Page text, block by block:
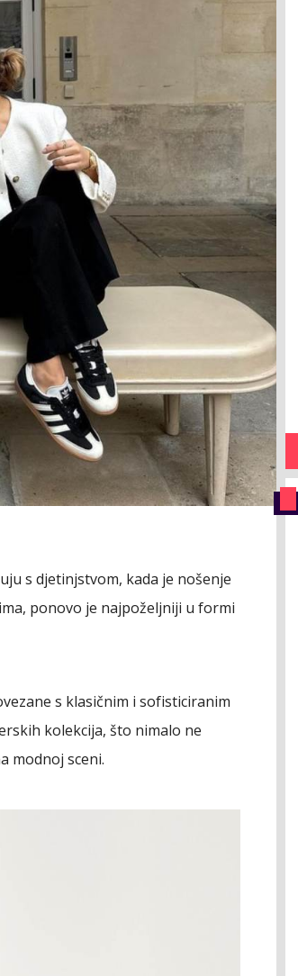
s djetinjstvom, kada je nošenje
ponovo je najpoželjniji u formi
s klasičnim i sofisticiranim
kolekcija, što nimalo ne
modnoj sceni.